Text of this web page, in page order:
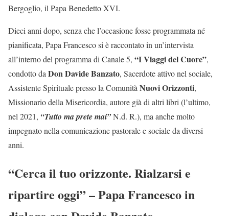
Bergoglio, il Papa Benedetto XVI.
Dieci anni dopo, senza che l’occasione fosse programmata né
pianificata, Papa Francesco si è raccontato in un’intervista
all’interno del programma di Canale 5, “I Viaggi del Cuore”,
condotto da Don Davide Banzato, Sacerdote attivo nel sociale,
Assistente Spirituale presso la Comunità Nuovi Orizzonti,
Missionario della Misericordia, autore già di altri libri (l’ultimo,
nel 2021, “Tutto ma prete mai”N.d. R.), ma anche molto
impegnato nella comunicazione pastorale e sociale da diversi
anni.
“Cerca il tuo orizzonte. Rialzarsi e
ripartire oggi” – Papa Francesco in